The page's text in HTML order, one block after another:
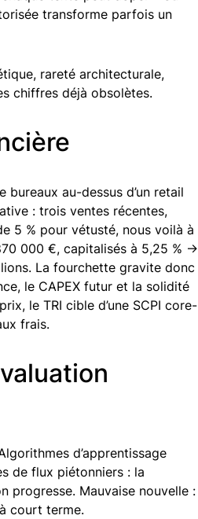
transforme parfois un
rareté architecturale,
chiffres déjà obsolètes.
au-dessus d’un retail
: trois ventes récentes,
5 % pour vétusté, nous voilà à
000 €, capitalisés à 5,25 % →
La fourchette gravite donc
le CAPEX futur et la solidité
le TRI cible d’une SCPI core-
frais.
d’apprentissage
de flux piétonniers : la
progresse. Mauvaise nouvelle :
court terme.